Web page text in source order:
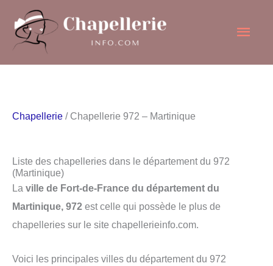
contenu
Chapellerie / Chapellerie 972 – Martinique
Liste des chapelleries dans le département du 972
(Martinique)
La ville de Fort-de-France du département du
Martinique, 972 est celle qui possède le plus de
chapelleries sur le site chapellerieinfo.com.
Voici les principales villes du département du 972